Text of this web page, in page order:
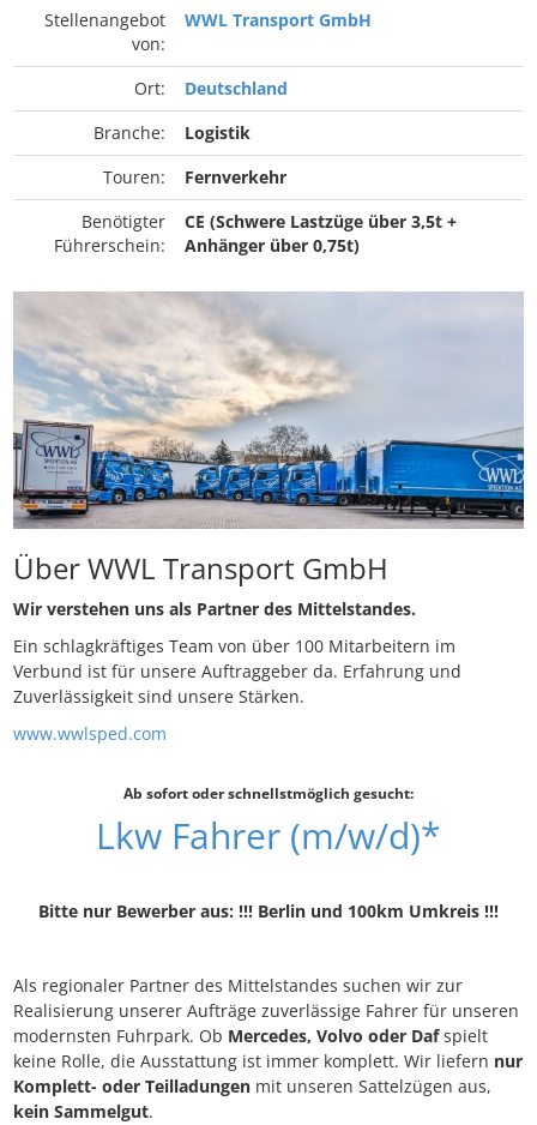
Stellenangebot
von:
WWL Transport GmbH
Ort:
Deutschland
Branche:
Logistik
Touren:
Fernverkehr
Benötigter
Führerschein:
CE (Schwere Lastzüge über 3,5t +
Anhänger über 0,75t)
Über WWL Transport GmbH
Wir verstehen uns als Partner des Mittelstandes.
Ein schlagkräftiges Team von über 100 Mitarbeitern im
Verbund ist für unsere Auftraggeber da. Erfahrung und
Zuverlässigkeit sind unsere Stärken.
www.wwlsped.com
Ab sofort oder schnellstmöglich gesucht:
Lkw Fahrer (m/w/d)*
Bitte nur Bewerber aus: !!! Berlin und 100km Umkreis !!!
Als regionaler Partner des Mittelstandes suchen wir zur
Realisierung unserer Aufträge zuverlässige Fahrer für unseren
modernsten Fuhrpark. Ob Mercedes, Volvo oder Dafspielt
keine Rolle, die Ausstattung ist immer komplett. Wir liefern nur
Komplett- oder Teilladungen mit unseren Sattelzügen aus,
kein Sammelgut.